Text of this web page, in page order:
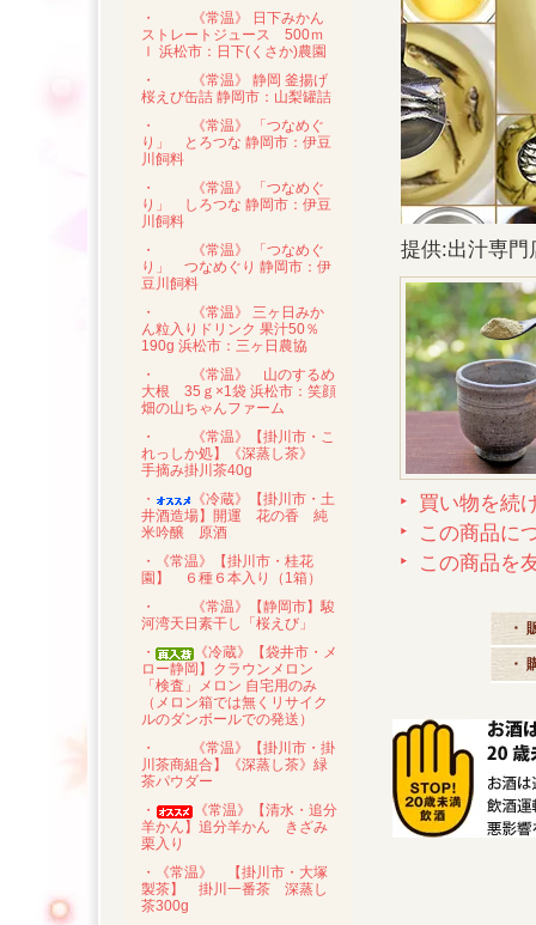
・
《常温》 日下みかん
ストレートジュース 500ｍ
ｌ 浜松市：日下(くさか)農園
・
《常温》 静岡 釜揚げ
桜えび缶詰 静岡市：山梨罐詰
・
《常温》 「つなめぐ
り」 とろつな 静岡市：伊豆
川飼料
・
《常温》 「つなめぐ
り」 しろつな 静岡市：伊豆
川飼料
・
《常温》 「つなめぐ
り」 つなめぐり 静岡市：伊
豆川飼料
・
《常温》 三ヶ日みか
ん粒入りドリンク 果汁50％
190g 浜松市：三ヶ日農協
・
《常温》 山のするめ
大根 35ｇ×1袋 浜松市：笑顔
畑の山ちゃんファーム
・
《常温》【掛川市・こ
れっしか処】《深蒸し茶》
手摘み掛川茶40g
・
《冷蔵》【掛川市・土
井酒造場】開運 花の香 純
米吟醸 原酒
・《常温》【掛川市・桂花
園】 ６種６本入り（1箱）
・
《常温》【静岡市】駿
河湾天日素干し「桜えび」
・
《冷蔵》【袋井市・メ
ロー静岡】クラウンメロン
「検査」メロン 自宅用のみ
（メロン箱では無くリサイク
ルのダンボールでの発送）
・
《常温》【掛川市・掛
川茶商組合】《深蒸し茶》緑
茶パウダー
・
《常温》【清水・追分
羊かん】追分羊かん きざみ
栗入り
・《常温》 【掛川市・大塚
製茶】 掛川一番茶 深蒸し
茶300g
提供:出汁専門
買い物を続
この商品に
この商品を
・
・